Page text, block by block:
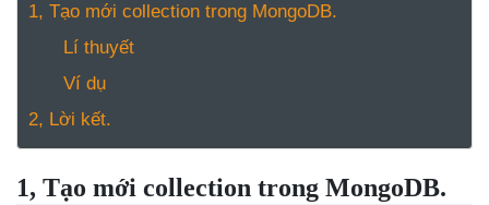
TÌM KIẾM
TIN TUYỂN
DỤNG
LIÊN HỆ
1, Tạo mới collection trong MongoDB.
Lí thuyết
Ví dụ
2, Lời kết.
1, Tạo mới collection trong MongoDB.